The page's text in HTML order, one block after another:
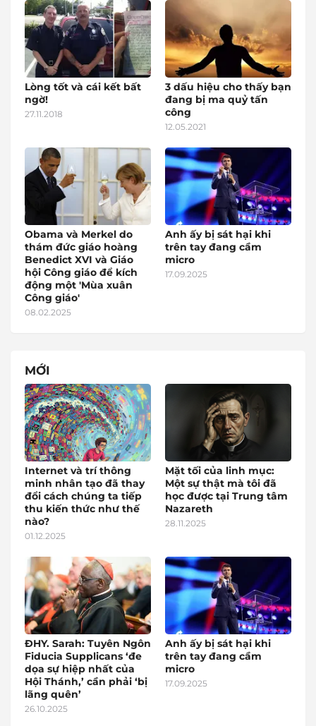
Lòng tốt và cái kết bất
ngờ!
27.11.2018
3 dấu hiệu cho thấy bạn
đang bị ma quỷ tấn
công
12.05.2021
Obama và Merkel do
thám đức giáo hoàng
Benedict XVI và Giáo
hội Công giáo để kích
động một 'Mùa xuân
Công giáo'
08.02.2025
Anh ấy bị sát hại khi
trên tay đang cầm
micro
17.09.2025
MỚI
Internet và trí thông
minh nhân tạo đã thay
đổi cách chúng ta tiếp
thu kiến thức như thế
nào?
01.12.2025
Mặt tối của linh mục:
Một sự thật mà tôi đã
học được tại Trung tâm
Nazareth
28.11.2025
ĐHY. Sarah: Tuyên Ngôn
Fiducia Supplicans ‘đe
dọa sự hiệp nhất của
Hội Thánh,’ cần phải ‘bị
lãng quên’
26.10.2025
Anh ấy bị sát hại khi
trên tay đang cầm
micro
17.09.2025